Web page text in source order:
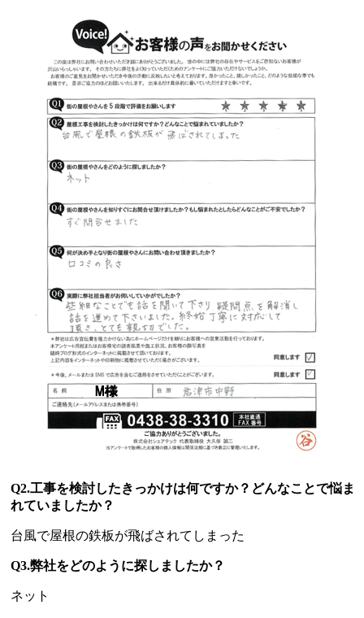
Q2.工事を検討したきっかけは何ですか？どんなことで悩ま
れていましたか？
台風で屋根の鉄板が飛ばされてしまった
Q3.弊社をどのように探しましたか？
ネット